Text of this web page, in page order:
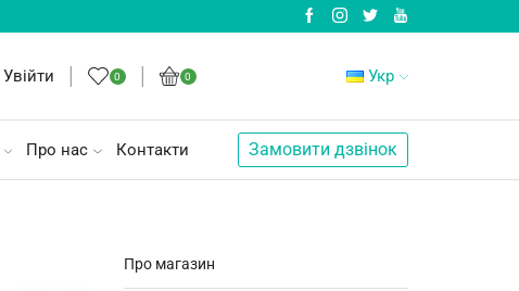
Увійти 0 0 Укр
Про нас Контакти Замовити дзвінок
Про магазин